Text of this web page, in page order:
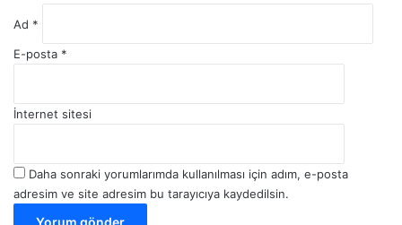
Ad *
E-posta *
İnternet sitesi
Daha sonraki yorumlarımda kullanılması için adım, e-posta
adresim ve site adresim bu tarayıcıya kaydedilsin.